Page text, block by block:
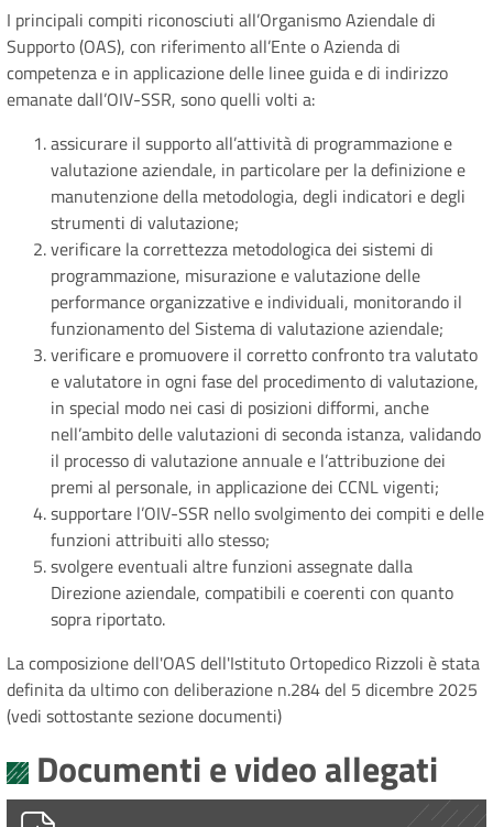
I principali compiti riconosciuti all’Organismo Aziendale di
Supporto (OAS), con riferimento all’Ente o Azienda di
competenza e in applicazione delle linee guida e di indirizzo
emanate dall’OIV-SSR, sono quelli volti a:
assicurare il supporto all’attività di programmazione e
valutazione aziendale, in particolare per la definizione e
manutenzione della metodologia, degli indicatori e degli
strumenti di valutazione;
verificare la correttezza metodologica dei sistemi di
programmazione, misurazione e valutazione delle
performance organizzative e individuali, monitorando il
funzionamento del Sistema di valutazione aziendale;
verificare e promuovere il corretto confronto tra valutato
e valutatore in ogni fase del procedimento di valutazione,
in special modo nei casi di posizioni difformi, anche
nell’ambito delle valutazioni di seconda istanza, validando
il processo di valutazione annuale e l’attribuzione dei
premi al personale, in applicazione dei CCNL vigenti;
supportare l’OIV-SSR nello svolgimento dei compiti e delle
funzioni attribuiti allo stesso;
svolgere eventuali altre funzioni assegnate dalla
Direzione aziendale, compatibili e coerenti con quanto
sopra riportato.
La composizione dell'OAS dell'Istituto Ortopedico Rizzoli è stata
definita da ultimo con deliberazione n.284 del 5 dicembre 2025
(vedi sottostante sezione documenti)
Documenti e video allegati
DELI0000284_2025_nuova composizione OAS.pdf